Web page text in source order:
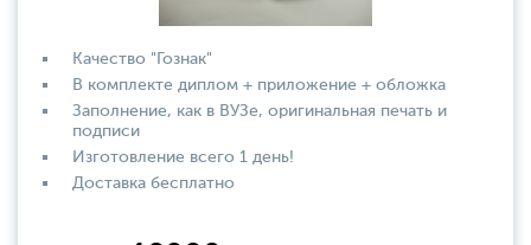
Качество "Гознак"
В комплекте диплом + приложение + обложка
Заполнение, как в ВУЗе, оригинальная печать и
подписи
Изготовление всего 1 день!
Доставка бесплатно